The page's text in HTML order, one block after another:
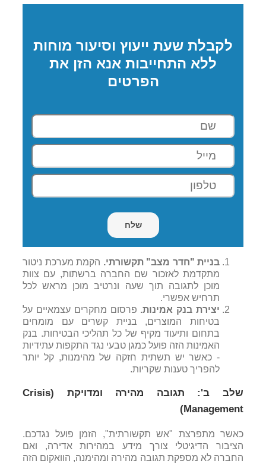
לקבלת שעת ייעוץ וסיעור מוחות
ללא התחייבות אנא הזן את
הפרטים
בניית "חדר מצב" תקשורתי. הקמת מערכת ניטור
מתקדמת לאזכור שם החברה ברשתות, עם צוות
מוכן לתגובה תוך שעה ונרטיב מוכן מראש לכל
תרחיש אפשרי.
יצירת בנק אמינות. פרסום מחקרים עצמאיים על
בטיחות המוצרים, בניית קשרים עם מומחים
בתחום ותיעוד מקיף של כל תהליכי הבטיחות. בנק
האמינות הזה פועל כמגן טבעי נגד התקפות עתידיות
- כאשר יש תשתית חזקה של מהימנות, קל יותר
להפריך טענות שקריות.
שלב ב': תגובה מהירה ומדויקת (Crisis
Management)
כאשר מתפרצת "אש תקשורתית", הזמן פועל נגדכם.
הציבור הדיגיטלי צורך מידע במהירות אדירה, ואם
החברה לא מספקת תגובה מהירה ומהימנה, הוואקום הזה